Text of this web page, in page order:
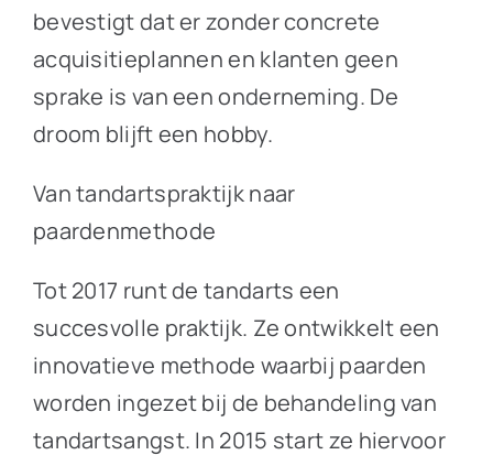
bevestigt dat er zonder concrete
acquisitieplannen en klanten geen
sprake is van een onderneming. De
droom blijft een hobby.
Van tandartspraktijk naar
paardenmethode
Tot 2017 runt de tandarts een
succesvolle praktijk. Ze ontwikkelt een
innovatieve methode waarbij paarden
worden ingezet bij de behandeling van
tandartsangst. In 2015 start ze hiervoor